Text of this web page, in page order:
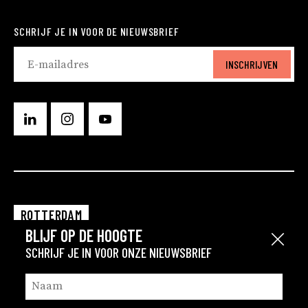
Sluit
BLIJF OP DE HOOGTE
SCHRIJF JE IN VOOR ONZE NIEUWSBRIEF
SCHRIJF JE IN VOOR DE NIEUWSBRIEF
INSCHRIJVEN
ROTTERDAM
EINDHOVEN
GRONINGEN